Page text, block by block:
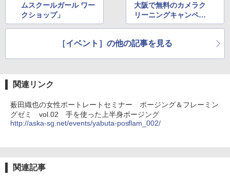
ムスクールガール ワー
クショップ」
大阪で無料のカメラク
リーニングキャンペー
ン
［イベント］の他の記事を見る
関連リンク
薮田織也の女性ポートレートセミナー ポージング＆フレーミン
グゼミ vol.02 手を使った上半身ポージング
http://aska-sg.net/events/yabuta-posflam_002/
関連記事